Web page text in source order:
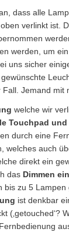
dass alle
verlinkt ist.
werden, um
uns sicher
Jemand mit
welche wir
Touchpad
durch eine
welches auch
direkt ein
das Dimmen
bis zu 5
ist denkbar
(‚getouched‘?